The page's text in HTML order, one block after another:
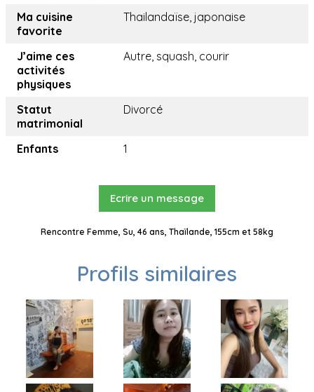
Ma cuisine
favorite
Thailandaïse, japonaise
J’aime ces
activités
physiques
Autre, squash, courir
Statut
matrimonial
Divorcé
Enfants 1
Ecrire un message
Rencontre Femme, Su, 46 ans, Thaïlande, 155cm et 58kg
Profils similaires